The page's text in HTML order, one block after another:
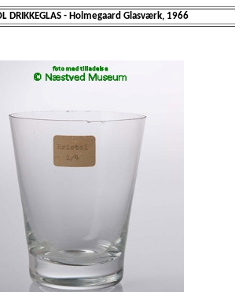
DRIKKEGLAS - Holmegaard Glasværk, 1966